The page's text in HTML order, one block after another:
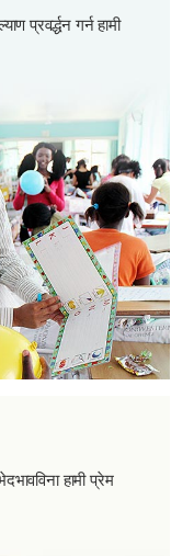
प्रवर्द्धन गर्न हामी
हामी प्रेम